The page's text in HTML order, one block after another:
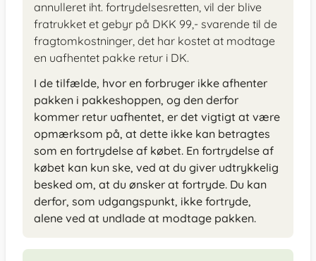
annulleret iht. fortrydelsesretten, vil der blive
fratrukket et gebyr på DKK 99,- svarende til de
fragtomkostninger, det har kostet at modtage
en uafhentet pakke retur i DK.
I de tilfælde, hvor en forbruger ikke afhenter
pakken i pakkeshoppen, og den derfor
kommer retur uafhentet, er det vigtigt at være
opmærksom på, at dette ikke kan betragtes
som en fortrydelse af købet. En fortrydelse af
købet kan kun ske, ved at du giver udtrykkelig
besked om, at du ønsker at fortryde. Du kan
derfor, som udgangspunkt, ikke fortryde,
alene ved at undlade at modtage pakken.